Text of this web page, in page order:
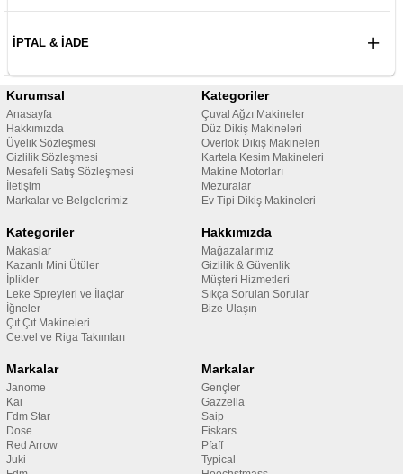
İPTAL & İADE
Kurumsal
Anasayfa
Hakkımızda
Üyelik Sözleşmesi
Gizlilik Sözleşmesi
Mesafeli Satış Sözleşmesi
İletişim
Markalar ve Belgelerimiz
Kategoriler
Çuval Ağzı Makineler
Düz Dikiş Makineleri
Overlok Dikiş Makineleri
Kartela Kesim Makineleri
Makine Motorları
Mezuralar
Ev Tipi Dikiş Makineleri
Kategoriler
Makaslar
Kazanlı Mini Ütüler
İplikler
Leke Spreyleri ve İlaçlar
İğneler
Çıt Çıt Makineleri
Cetvel ve Riga Takımları
Hakkımızda
Mağazalarımız
Gizlilik & Güvenlik
Müşteri Hizmetleri
Sıkça Sorulan Sorular
Bize Ulaşın
Markalar
Janome
Kai
Fdm Star
Dose
Red Arrow
Juki
Markalar
Gençler
Gazzella
Saip
Fiskars
Pfaff
Typical